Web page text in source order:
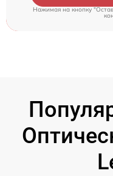
Нажимая на кнопку